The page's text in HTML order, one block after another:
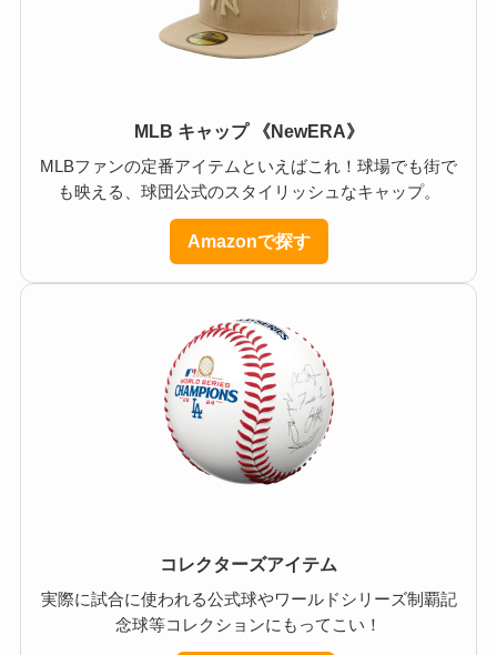
MLB キャップ 《NewERA》
MLBファンの定番アイテムといえばこれ！球場でも街で
も映える、球団公式のスタイリッシュなキャップ。
Amazonで探す
コレクターズアイテム
実際に試合に使われる公式球やワールドシリーズ制覇記
念球等コレクションにもってこい！